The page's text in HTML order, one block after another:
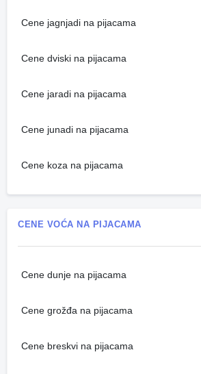
Cene jagnjadi na pijacama
Cene dviski na pijacama
Cene jaradi na pijacama
Cene junadi na pijacama
Cene koza na pijacama
CENE VOĆA NA PIJACAMA
Cene dunje na pijacama
Cene grožđa na pijacama
Cene breskvi na pijacama